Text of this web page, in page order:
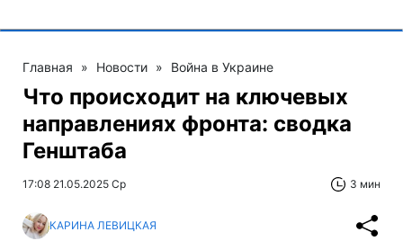
Главная » Новости » Война в Украине
Что происходит на ключевых
направлениях фронта: сводка
Генштаба
17:08 21.05.2025 Ср 3 мин
КАРИНА ЛЕВИЦКАЯ